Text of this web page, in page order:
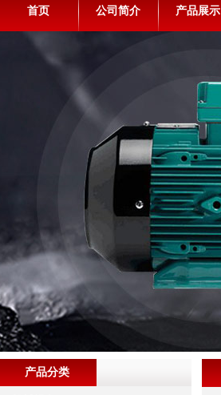
首页 公司简介 产品展示
产品分类